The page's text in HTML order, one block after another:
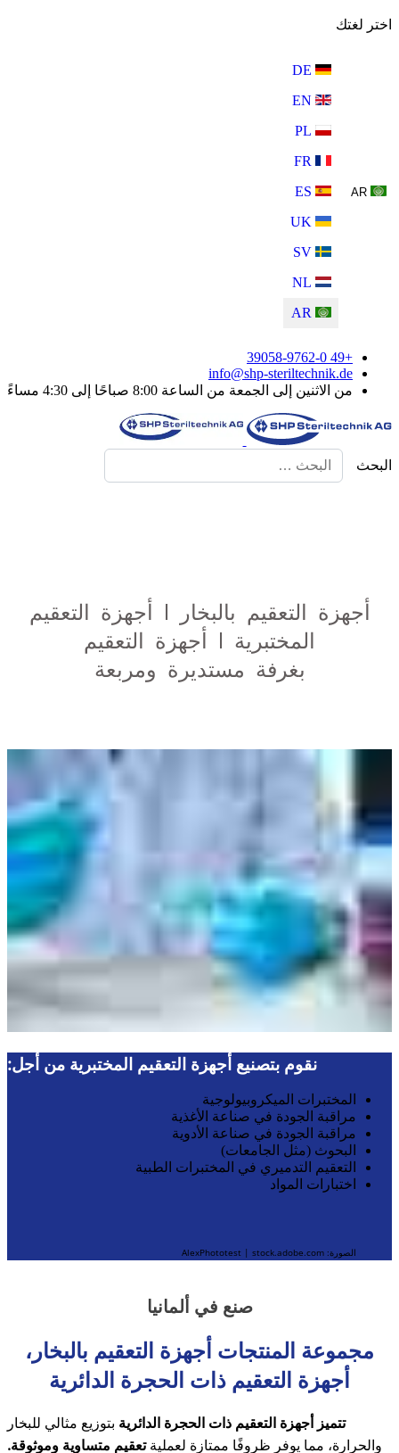
اختر لغتك
+49 39058-9762-0
info@shp-steriltechnik.de
من الاثنين إلى الجمعة من الساعة 8:00 صباحًا إلى 4:30 مساءً
البحث
أجهزة التعقيم بالبخار | أجهزة التعقيم
المختبرية | أجهزة التعقيم
بغرفة مستديرة ومربعة
نقوم بتصنيع أجهزة التعقيم المختبرية من أجل:
المختبرات الميكروبيولوجية
مراقبة الجودة في صناعة الأغذية
مراقبة الجودة في صناعة الأدوية
البحوث (مثل الجامعات)
التعقيم التدميري في المختبرات الطبية
اختبارات المواد
الصورة: AlexPhototest | stock.adobe.com
صنع في ألمانيا
مجموعة المنتجات أجهزة التعقيم بالبخار،
أجهزة التعقيم ذات الحجرة الدائرية
تتميز أجهزة التعقيم ذات الحجرة الدائرية بتوزيع مثالي للبخار
والحرارة، مما يوفر ظروفًا ممتازة لعمليةتعقيم متساوية وموثوقة.